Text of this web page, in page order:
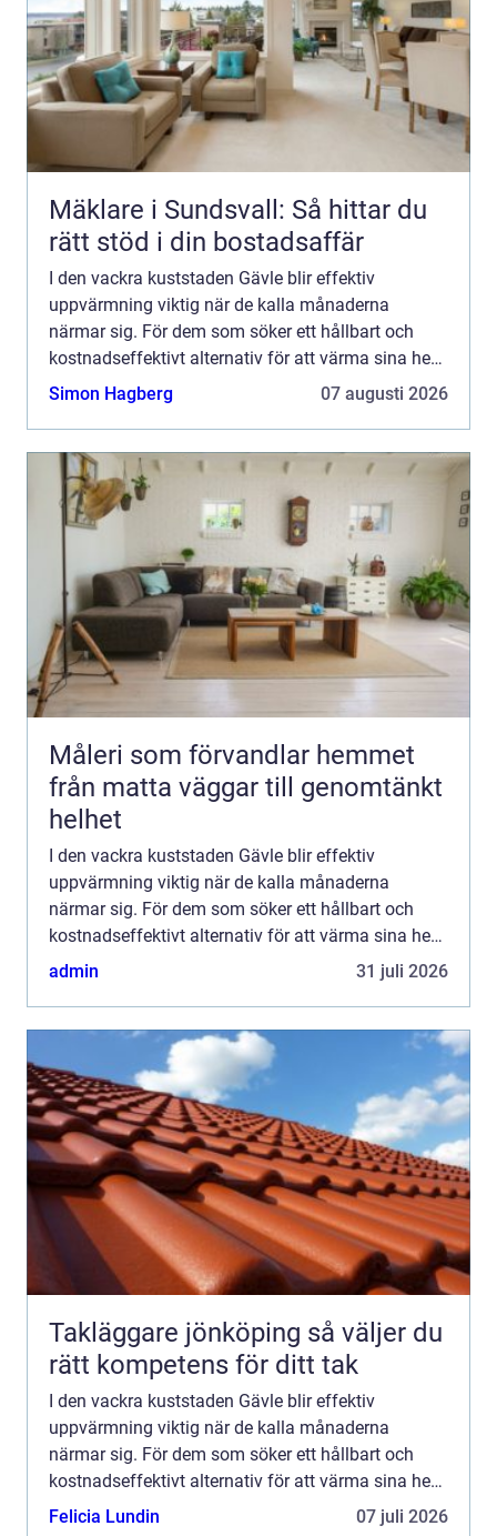
Mäklare i Sundsvall: Så hittar du
rätt stöd i din bostadsaffär
I den vackra kuststaden Gävle blir effektiv
uppvärmning viktig när de kalla månaderna
närmar sig. För dem som söker ett hållbart och
kostnadseffektivt alternativ för att värma sina hem
eller fö...
Simon Hagberg 07 augusti 2026
Måleri som förvandlar hemmet
från matta väggar till genomtänkt
helhet
I den vackra kuststaden Gävle blir effektiv
uppvärmning viktig när de kalla månaderna
närmar sig. För dem som söker ett hållbart och
kostnadseffektivt alternativ för att värma sina hem
eller fö...
admin 31 juli 2026
Takläggare jönköping så väljer du
rätt kompetens för ditt tak
I den vackra kuststaden Gävle blir effektiv
uppvärmning viktig när de kalla månaderna
närmar sig. För dem som söker ett hållbart och
kostnadseffektivt alternativ för att värma sina hem
eller fö...
Felicia Lundin 07 juli 2026